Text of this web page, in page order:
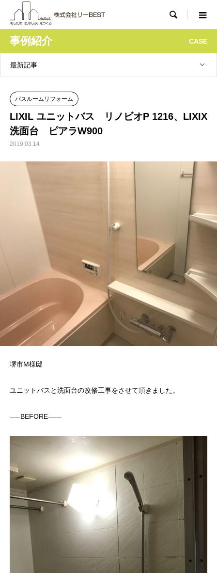

事例紹介 CASE
最新記事
バスルームリフォーム
LIXIL ユニットバス リノビオP 1216、LIXIX
洗面台 ピアラW900
2019.03.14
堺市M様邸
ユニットバスと洗面台の改修工事をさせて頂きました。
—–BEFORE——